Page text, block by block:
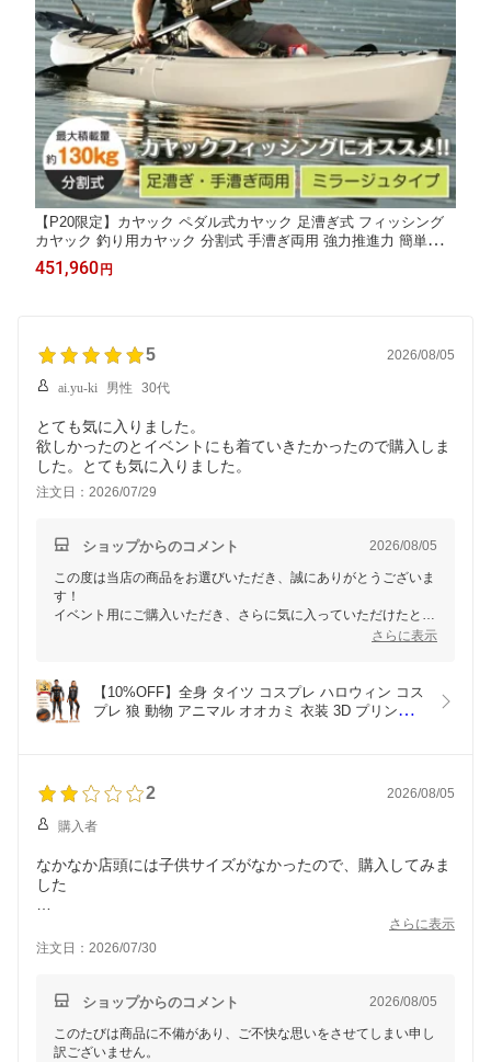
【P20限定】カヤック ペダル式カヤック 足漕ぎ式 フィッシング
カヤック 釣り用カヤック 分割式 手漕ぎ両用 強力推進力 簡単組立
収納スペース付き キャリーハンドル 海 川 湖 アウトドア レジャ
ー カヌー
451,960 円
5 2026/08/05
ai.yu-ki 男性 30代
とても気に入りました。
欲しかったのとイベントにも着ていきたかったので購入しま
した。とても気に入りました。
注文日：2026/07/29
ショップからのコメント 2026/08/05
この度は当店の商品をお選びいただき、誠にありがとうございま
す！
イベント用にご購入いただき、さらに気に入っていただけたとの
またのご利用を心よりお待ちしております！
さらに表示
【10%OFF】全身 タイツ コスプレ ハロウィン コス
プレ 狼 動物 アニマル オオカミ 衣装 3D プリント
2 2026/08/05
購入者
なかなか店頭には子供サイズがなかったので、購入してみま
した
ガットの縫い方がずれているのと、グリップがはがれていた
り、
さらに表示
注文日：2026/07/30
ショップからのコメント 2026/08/05
このたびは商品に不備があり、ご不快な思いをさせてしまい申し
訳ございません。